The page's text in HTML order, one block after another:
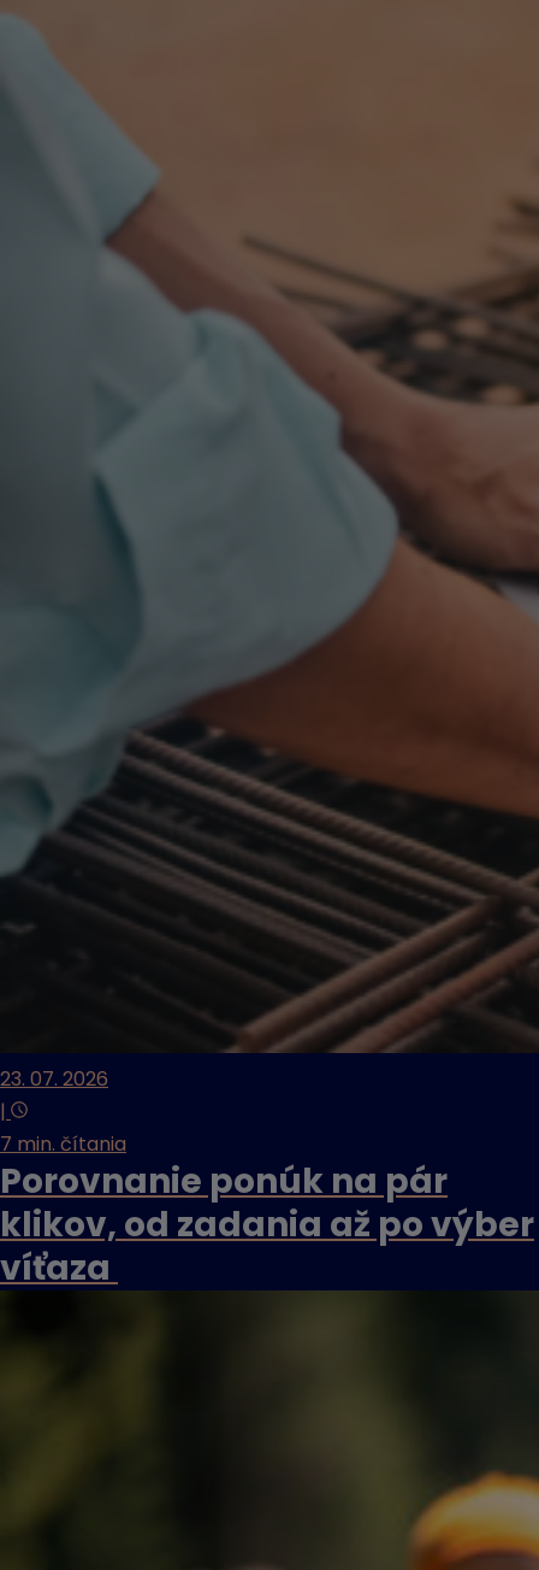
23. 07. 2026
|
7 min. čítania
Porovnanie ponúk na pár
klikov, od zadania až po výber
víťaza